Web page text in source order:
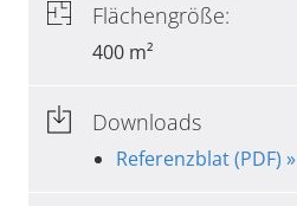
Flächengröße:
400 m²
Downloads
Referenzblat (PDF) »